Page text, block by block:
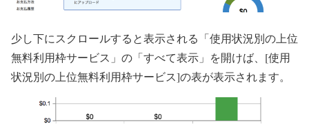
少し下にスクロールすると表示される「使用状況別の上位
無料利用枠サービス」の「すべて表示」を開けば、[使用
状況別の上位無料利用枠サービス]の表が表示されます。